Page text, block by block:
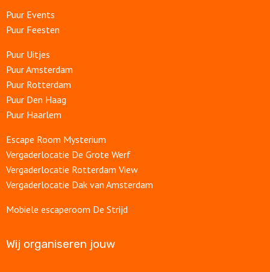
Puur Events
Puur Feesten
Puur Uitjes
Puur Amsterdam
Puur Rotterdam
Puur Den Haag
Puur Haarlem
Escape Room Mysterium
Vergaderlocatie De Grote Werf
Vergaderlocatie Rotterdam View
Vergaderlocatie Dak van Amsterdam
Mobiele escaperoom De Strijd
Wij organiseren jouw